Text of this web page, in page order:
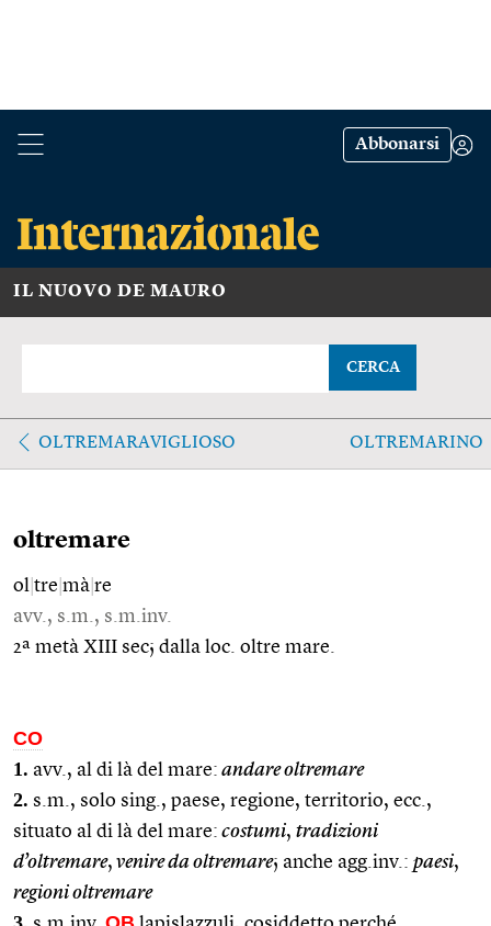
Abbonarsi
IL NUOVO DE MAURO
CERCA
OLTREMARAVIGLIOSO OLTREMARINO
oltremare
ol tre mà re
avv., s.m., s.m.inv.
2ª metà XIII sec; dalla loc. oltre mare.
CO
1. avv., al di là del mare: andare oltremare
2. s.m., solo sing., paese, regione, territorio, ecc.,
situato al di là del mare: costumi, tradizioni
d’oltremare, venire da oltremare; anche agg.inv.: paesi,
regioni oltremare